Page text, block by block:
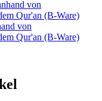
von
Qur'an (B-Ware)